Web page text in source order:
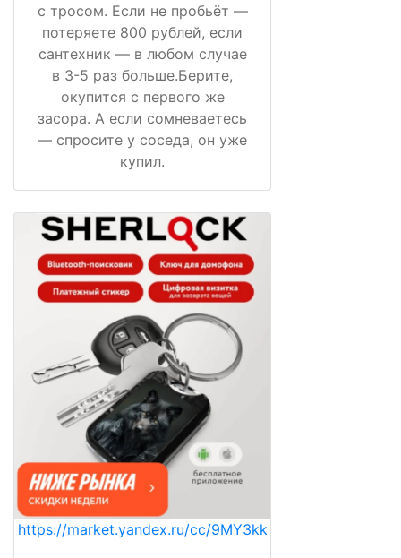
с тросом. Если не пробьёт —
потеряете 800 рублей, если
сантехник — в любом случае
в 3-5 раз больше.Берите,
окупится с первого же
засора. А если сомневаетесь
— спросите у соседа, он уже
купил.
https://market.yandex.ru/cc/9MY3kk